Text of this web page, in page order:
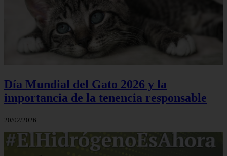
Día Mundial del Gato 2026 y la
importancia de la tenencia responsable
20/02/2026